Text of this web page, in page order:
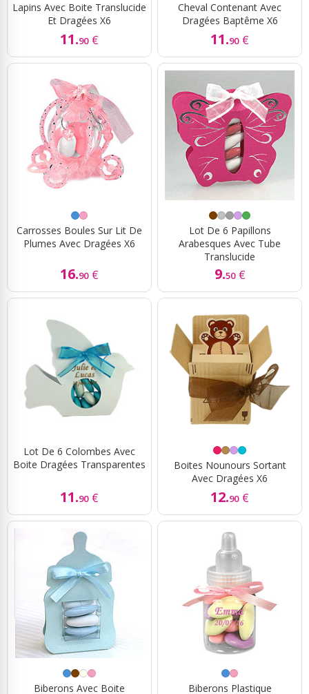
Lapins Avec Boite Translucide
Et Dragées X6
11.90 €
Cheval Contenant Avec
Dragées Baptême X6
11.90 €
Carrosses Boules Sur Lit De
Plumes Avec Dragées X6
16.90 €
Lot De 6 Papillons
Arabesques Avec Tube
Translucide
9.50 €
Lot De 6 Colombes Avec
Boite Dragées Transparentes
11.90 €
Boites Nounours Sortant
Avec Dragées X6
12.90 €
Biberons Avec Boite Biberons Plastique